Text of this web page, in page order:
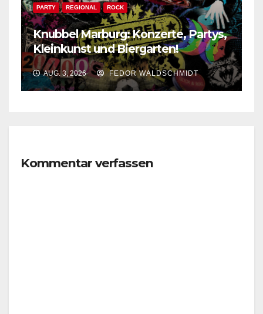
PARTY REGIONAL ROCK
Knubbel Marburg: Konzerte, Partys,
Kleinkunst und Biergarten!
AUG. 3, 2026 FEDOR WALDSCHMIDT
Kommentar verfassen